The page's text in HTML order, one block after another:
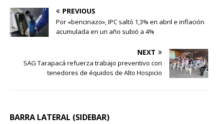
PREVIOUS
Por «bencinazo», IPC saltó 1,3% en abril e inflación
acumulada en un año subió a 4%
NEXT
SAG Tarapacá refuerza trabajo preventivo con
tenedores de équidos de Alto Hospicio
BARRA LATERAL (SIDEBAR)